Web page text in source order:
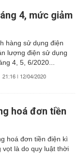
4, mức giảm
hàng sử dụng điện
lượng điện sử dụng
4, 5, 6/2020...
21:16 | 12/04/2020
hoá đơn tiền
hoá đơn tiền điện kì
vọt là do quy luật thời